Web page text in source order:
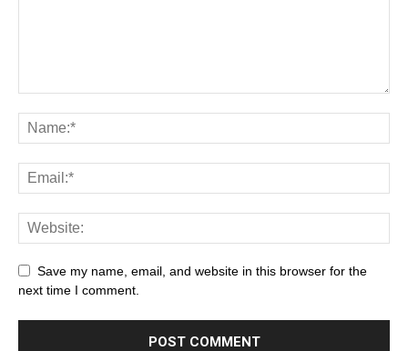
Save my name, email, and website in this browser for the
next time I comment.